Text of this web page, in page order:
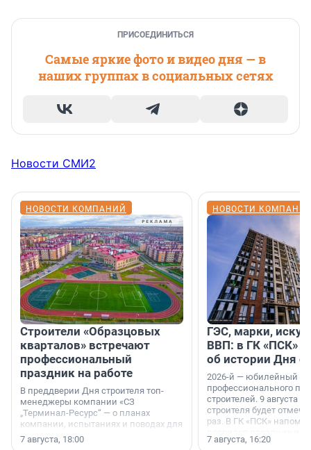
ПРИСОЕДИНИТЬСЯ
Самые яркие фото и видео дня — в
наших группах в социальных сетях
Новости СМИ2
НОВОСТИ КОМПАНИЙ
Строители «Образцовых
кварталов» встречают
профессиональный
праздник на работе
В преддверии Дня строителя топ-
менеджеры компании «СЗ
„Терминал-Ресурс“ — о планах
компании, испытаниях и поводах для
осторожного оптимизма.
7 августа, 18:00
НОВОСТИ
ГЭС, марки,
ВВП: в ГК «ПСК»
об истории Дня
2026-й — юбилейный
профессионального
строителей. 9 августа
строителя будет
раз. В ГК «ПСК»
поменялась роль
7 августа, 16:20